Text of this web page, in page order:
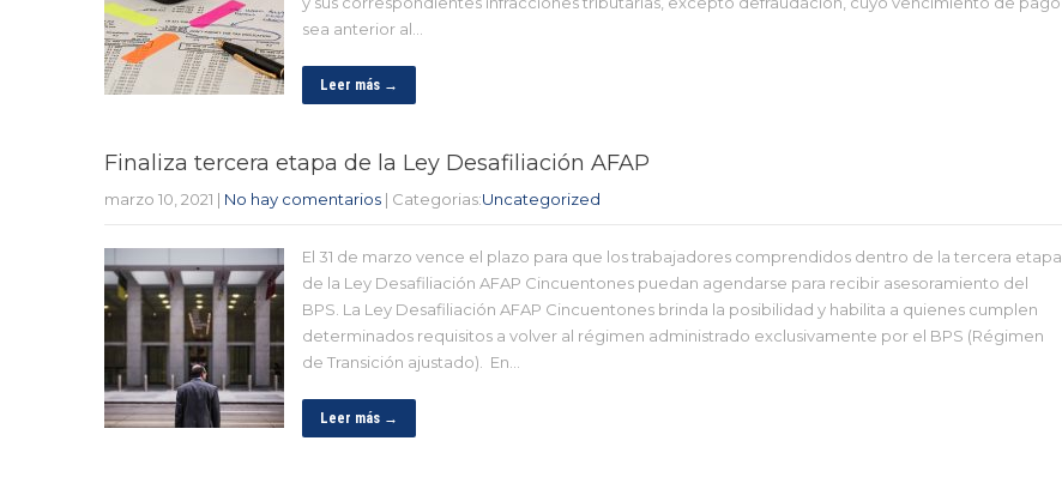
sea anterior al…
Leer más →
Finaliza tercera etapa de la Ley Desafiliación AFAP
marzo 10, 2021 | No hay comentarios | Categorias:Uncategorized
El 31 de marzo vence el plazo para que los trabajadores comprendidos dentro de la tercera etapa
de la Ley Desafiliación AFAP Cincuentones puedan agendarse para recibir asesoramiento del
BPS. La Ley Desafiliación AFAP Cincuentones brinda la posibilidad y habilita a quienes cumplen
determinados requisitos a volver al régimen administrado exclusivamente por el BPS (Régimen
de Transición ajustado). En…
Leer más →